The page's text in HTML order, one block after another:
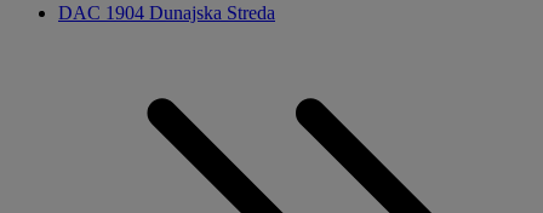
DAC 1904 Dunajska Streda